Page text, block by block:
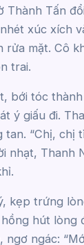
Thành Tấn
xúc xích
rửa mặt. Cô
trai.
bới tóc
ý giấu đi.
“Chị, chị
nhạt, Thanh
kẹp trứng
hút lòng
ngác: